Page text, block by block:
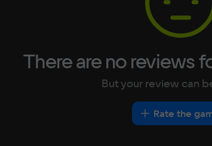
There are no reviews
But your review can
Rate the